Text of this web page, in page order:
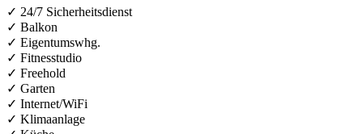
✓ 24/7 Sicherheitsdienst
✓ Balkon
✓ Eigentumswhg.
✓ Fitnesstudio
✓ Freehold
✓ Garten
✓ Internet/WiFi
✓ Klimaanlage